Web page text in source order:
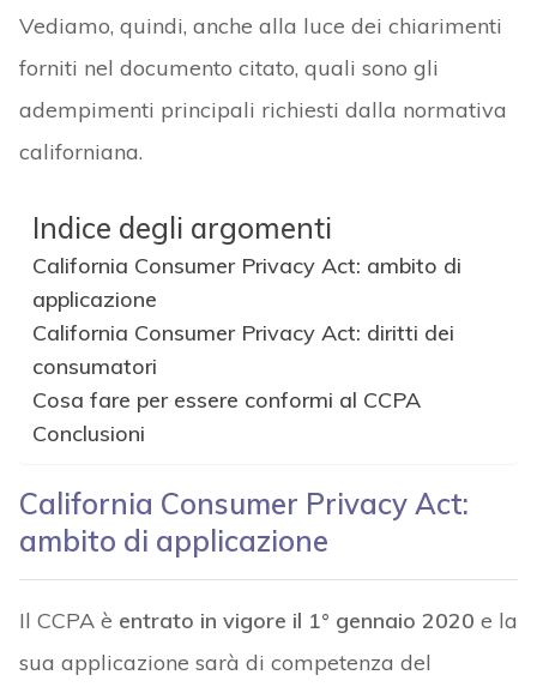
Vediamo, quindi, anche alla luce dei chiarimenti
forniti nel documento citato, quali sono gli
adempimenti principali richiesti dalla normativa
californiana.
Indice degli argomenti
California Consumer Privacy Act: ambito di
applicazione
California Consumer Privacy Act: diritti dei
consumatori
Cosa fare per essere conformi al CCPA
Conclusioni
California Consumer Privacy Act:
ambito di applicazione
Il CCPA è entrato in vigore il 1° gennaio 2020 e la
sua applicazione sarà di competenza del